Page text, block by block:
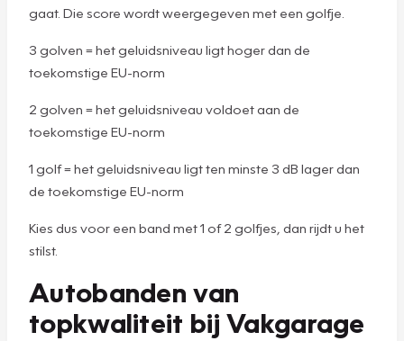
gaat. Die score wordt weergegeven met een golfje.
3 golven = het geluidsniveau ligt hoger dan de
toekomstige EU-norm
2 golven = het geluidsniveau voldoet aan de
toekomstige EU-norm
1 golf = het geluidsniveau ligt ten minste 3 dB lager dan
de toekomstige EU-norm
Kies dus voor een band met 1 of 2 golfjes, dan rijdt u het
stilst.
Autobanden van
topkwaliteit bij Vakgarage